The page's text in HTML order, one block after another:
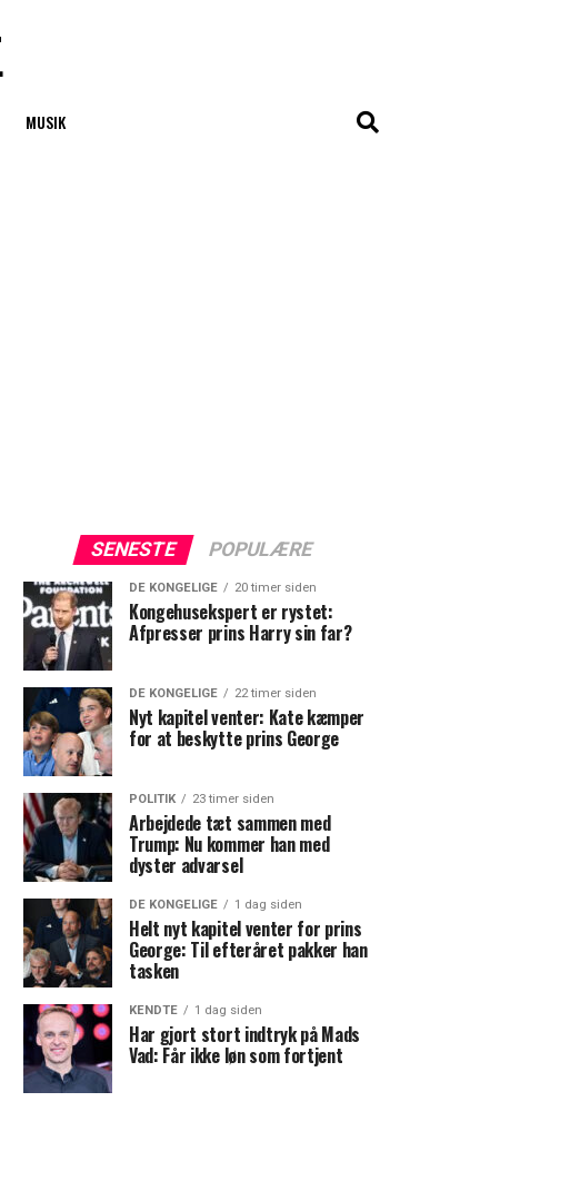
MUSIK
SENESTE POPULÆRE
DE KONGELIGE 20 timer siden
Kongehusekspert er rystet:
Afpresser prins Harry sin far?
DE KONGELIGE 22 timer siden
Nyt kapitel venter: Kate kæmper
for at beskytte prins George
POLITIK 23 timer siden
Arbejdede tæt sammen med
Trump: Nu kommer han med
dyster advarsel
DE KONGELIGE 1 dag siden
Helt nyt kapitel venter for prins
George: Til efteråret pakker han
tasken
KENDTE 1 dag siden
Har gjort stort indtryk på Mads
Vad: Får ikke løn som fortjent